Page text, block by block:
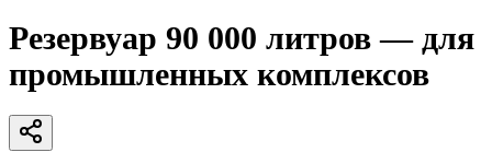
Резервуар 90 000 литров — для
промышленных комплексов